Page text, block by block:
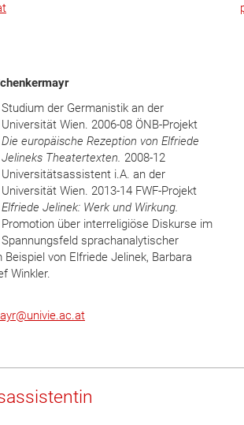
Studium der Germanistik an der
Universität Wien. 2006-08 ÖNB-Projekt
Die europäische Rezeption von Elfriede
Jelineks Theatertexten. 2008-12
Universitätsassistent i.A. an der
Universität Wien. 2013-14 FWF-Projekt
Elfriede Jelinek: Werk und Wirkung.
Promotion über interreligiöse Diskurse im
Spannungsfeld sprachanalytischer
von Elfriede Jelinek, Barbara
Winkler.